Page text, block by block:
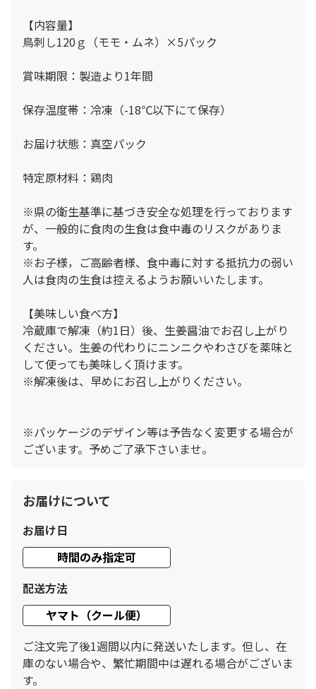
【内容量】
鳥刺し120ｇ（モモ・ムネ）×5パック
賞味期限：製造より1年間
保存温度帯：冷凍（-18℃以下にて保存）
お届け状態：真空パック
特定原材料：鶏肉
※県の衛生基準に基づき安全な処理を行っております
が、一般的に食肉の生食は食中毒のリスクがありま
す。
※お子様，ご高齢者様、食中毒に対する抵抗力の弱い
人は食肉の生食は控えるようお願いいたします。
【美味しい食べ方】
冷蔵庫で解凍（約1日）後、生姜醤油でお召し上がり
ください。生姜の代わりにニンニクやわさびを薬味と
して使っても美味しく頂けます。
※解凍後は、早めにお召し上がりください。
※パッケージのデザイン等は予告なく変更する場合が
ございます。予めご了承下さいませ。
お届けについて
お届け日
時間のみ指定可
配送方法
ヤマト（クール便）
ご注文完了後1週間以内に発送いたします。但し、在
庫のない場合や、繁忙期間中は遅れる場合がございま
す。